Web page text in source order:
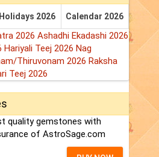
Holidays 2026 Calendar 2026
2026 Ashadhi Ekadashi 2026
Hariyali Teej 2026 Nag
Thiruvonam 2026 Raksha
Teej 2026
quality gemstones with
of AstroSage.com